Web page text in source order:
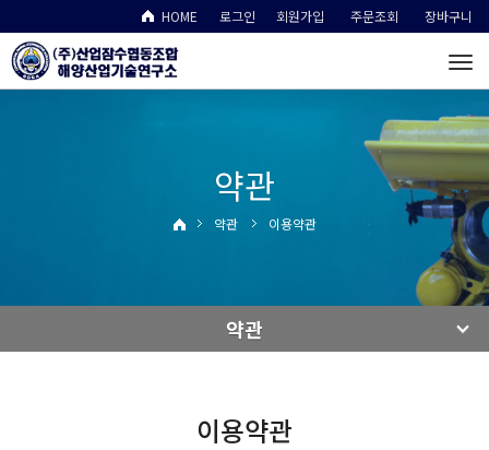
HOME 로그인 회원가입 주문조회 장바구니
약관
약관 이용약관
약관
이용약관